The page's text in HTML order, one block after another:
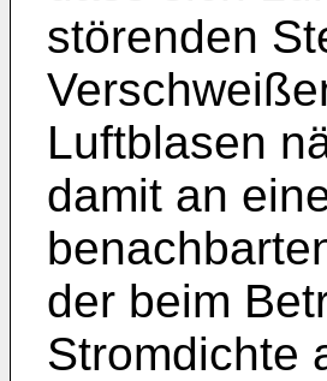
störenden
Luftblasen
damit an
der beim
Stromdichte